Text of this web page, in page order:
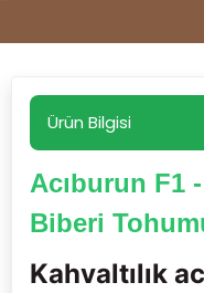
Ürün Bilgisi
Acıburun F1
Biberi
Kahvaltılık